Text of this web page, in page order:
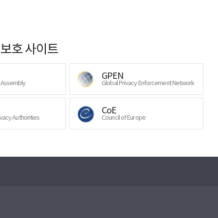
호 사이트
GPEN
Global Privacy Enforcement Network
Authorities
CoE
Council of Europe